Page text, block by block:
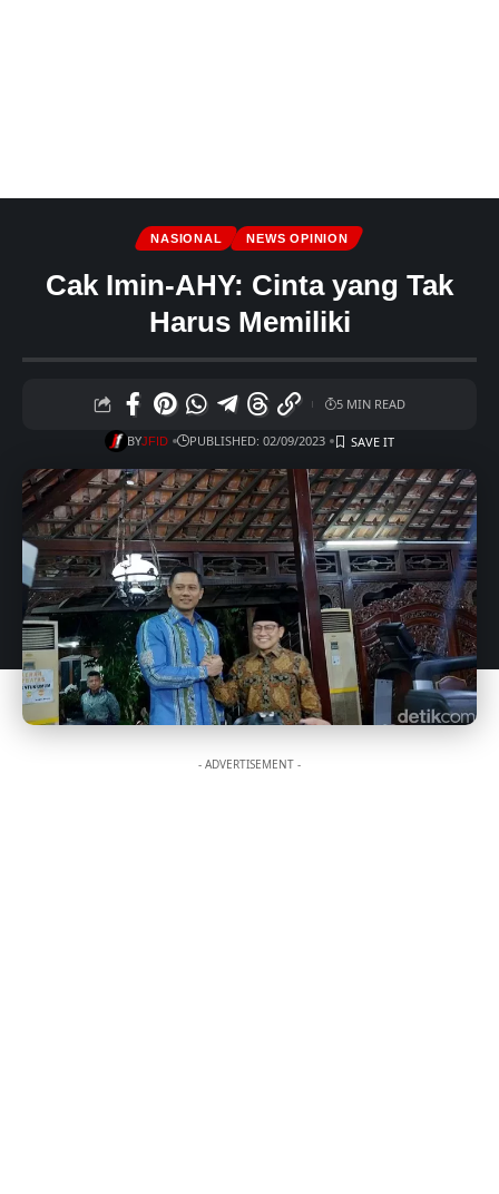
NASIONAL NEWS OPINION
Cak Imin-AHY: Cinta yang Tak
Harus Memiliki
BYJFID PUBLISHED: 02/09/2023
5 MIN READ
- ADVERTISEMENT -